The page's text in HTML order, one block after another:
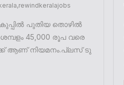
,rewindkeralajobs
പുതിയ തൊഴിൽ
45,000 രൂപ വരെ
ആണ് നിയമനം.പ്ലസ് ടു